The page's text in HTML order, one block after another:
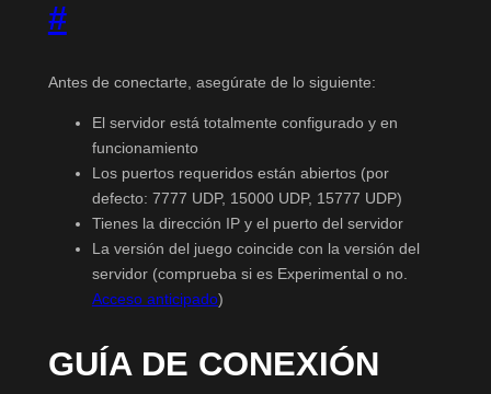
#
Antes de conectarte, asegúrate de lo siguiente:
El servidor está totalmente configurado y en
funcionamiento
Los puertos requeridos están abiertos (por
defecto: 7777 UDP, 15000 UDP, 15777 UDP)
Tienes la dirección IP y el puerto del servidor
La versión del juego coincide con la versión del
servidor (comprueba si es Experimental o no.
Acceso anticipado)
GUÍA DE CONEXIÓN